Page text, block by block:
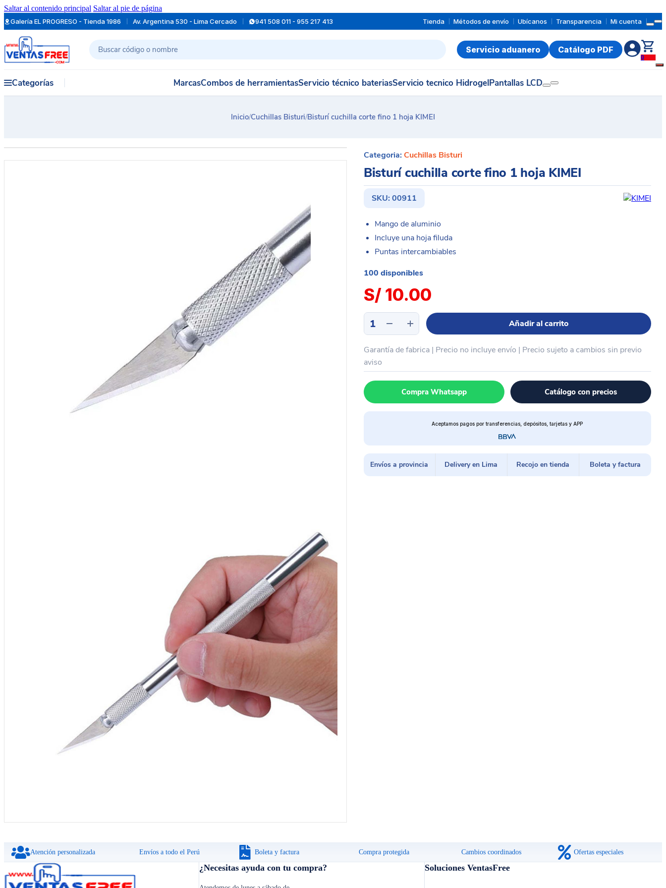
Saltar al contenido principal Saltar al pie de página
Galería EL PROGRESO - Tienda 1986 Av. Argentina 530 - Lima Cercado 941 508 011 - 955 217 413 Tienda Métodos de envío Ubícanos Transparencia Mi cuenta
Buscar Servicio aduanero Catálogo PDF
0
Categorías MarcasCombos de herramientasServicio técnico bateriasServicio tecnico HidrogelPantallas LCD
Inicio/Cuchillas Bisturi/Bisturí cuchilla corte fino 1 hoja KIMEI
Categoria: Cuchillas Bisturi
Bisturí cuchilla corte fino 1 hoja KIMEI
SKU: 00911
Mango de aluminio
Incluye una hoja filuda
Puntas intercambiables
100 disponibles
S/10.00
Bisturí
cuchilla
fino
1
hoja
KIMEI
cantidad
Añadir al carrito
Garantía de fabrica | Precio no incluye envío | Precio sujeto a cambios sin previo
aviso
Compra Whatsapp Catálogo con precios
Aceptamos pagos por transferencias, depósitos, tarjetas y APP
Envíos a provincia Delivery en Lima Recojo en tienda Boleta y factura
Atención personalizada Envíos a todo el Perú Boleta y factura Compra protegida Cambios coordinados Ofertas especiales
¿Necesitas ayuda con tu compra? Soluciones VentasFree